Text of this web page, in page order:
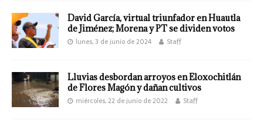
David García, virtual triunfador en Huautla
de Jiménez; Morena y PT se dividen votos
lunes, 3 de junio de 2024 Staff
Lluvias desbordan arroyos en Eloxochitlán
de Flores Magón y dañan cultivos
miércoles, 22 de junio de 2022 Staff